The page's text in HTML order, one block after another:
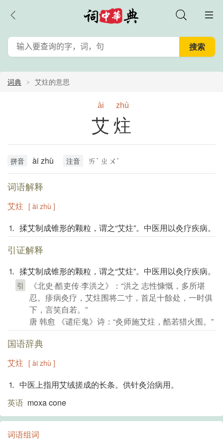
词典 艾炷的意思
ài zhù
艾炷
拼音 ài zhù 注音 ㄞˋ ㄓㄨˋ
词语解释
艾炷 [ ài zhù ]
⒈ 揉艾制成锥形的颗粒，谓之“艾炷”。中医用以灸疗疾病。
引证解释
⒈ 揉艾制成锥形的颗粒，谓之“艾炷”。中医用以灸疗疾病。
引
《北史·酷吏传·李洪之》：“洪之 志性慷慨，多所堪
忍。疹病灸疗，艾炷围将二寸，首足十餘处，一时俱
下，言笑自若。”
唐 韩愈 《谴疟鬼》诗：“灸师施艾炷，酷若猎火围。”
国语辞典
艾炷 [ ài zhù ]
⒈ 中医上指用艾绒搓成的长条。供针灸治病用。
英语 moxa cone
词语组词